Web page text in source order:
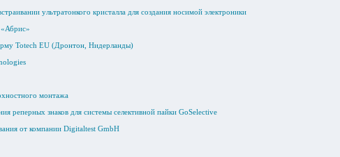
ультратонкого кристалла для создания носимой электроники
Totech EU (Дронтон, Нидерланды)
монтажа
реперных знаков для системы селективной пайки GoSelective
от компании Digitaltest GmbH